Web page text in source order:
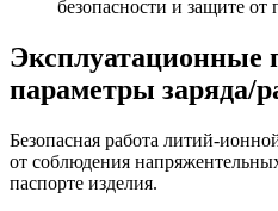
безопасности и защите от
Эксплуатационные
параметры заряда/
Безопасная работа литий-
от соблюдения
паспорте изделия.